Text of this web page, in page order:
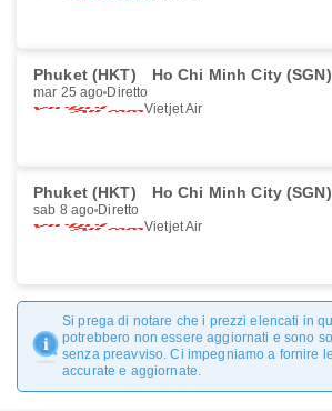
Phuket (HKT) Ho Chi Minh City (SGN)
mar 25 ago Diretto
Vietjet Air
Phuket (HKT) Ho Chi Minh City (SGN)
sab 8 ago Diretto
Vietjet Air
Si prega di notare che i prezzi elencati in
potrebbero non essere aggiornati e sono
senza preavviso. Ci impegniamo a fornire
accurate e aggiornate.